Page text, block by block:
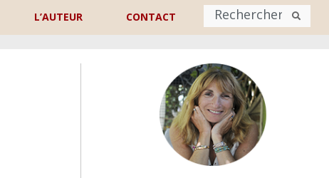
L’AUTEUR CONTACT
Nom